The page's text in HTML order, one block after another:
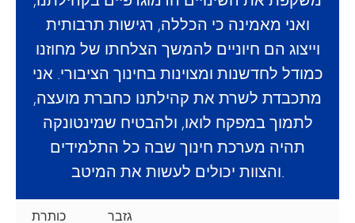
ואני מאמינה כי הכללה, רגישות תרבותית
וייצוג הם חיוניים להמשך הצלחתו של מחוזנו
כמודל לחדשנות ומצוינות בחינוך הציבורי. אני
מתכבדת לשרת את קהילתנו כחברת מועצה,
לתמוך במפקח לואו, ולהבטיח שמינטונקה
תהיה מערכת חינוך שבה כל התלמידים
והצוות יכולים לעשות את המיטב.
כותרת
גזבר